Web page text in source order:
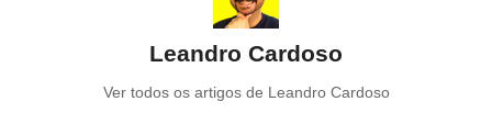
Leandro Cardoso
Ver todos os artigos de Leandro Cardoso